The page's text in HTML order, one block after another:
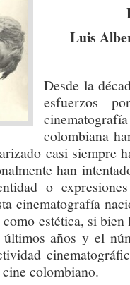
Luis
Desde la
esfuerzos
colombiana
casi siempre
han
o
cinematografía
estética, si
años y el
colombiano.